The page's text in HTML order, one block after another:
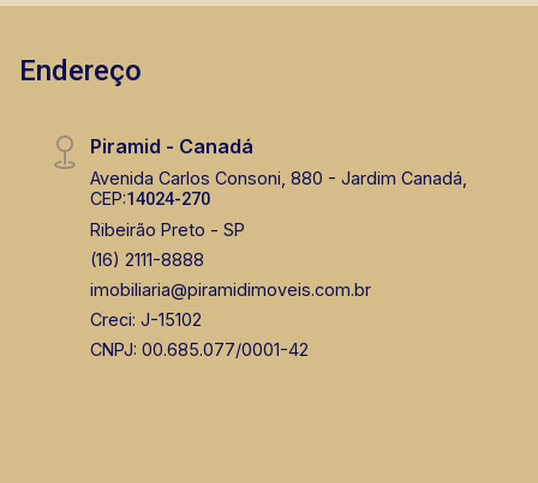
Endereço
Piramid - Canadá
Avenida Carlos Consoni, 880 - Jardim Canadá,
CEP:14024-270
Ribeirão Preto - SP
(16) 2111-8888
imobiliaria@piramidimoveis.com.br
Creci: J-15102
CNPJ: 00.685.077/0001-42